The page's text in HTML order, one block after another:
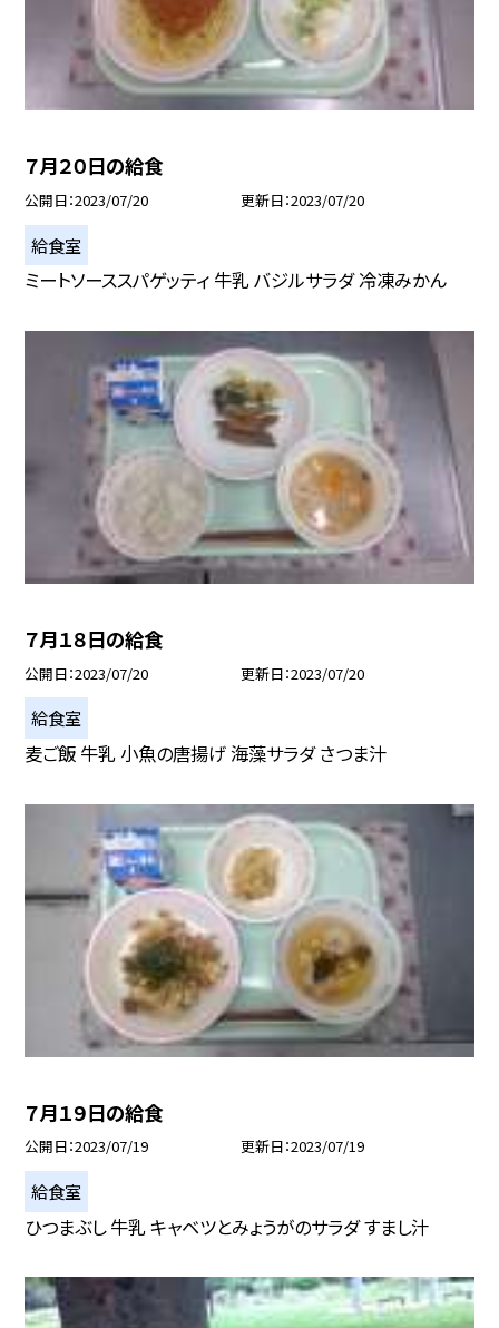
７月２０日の給食
公開日 2023/07/20 更新日 2023/07/20
給食室
ミートソーススパゲッティ 牛乳 バジルサラダ 冷凍みかん
７月１８日の給食
公開日 2023/07/20 更新日 2023/07/20
給食室
麦ご飯 牛乳 小魚の唐揚げ 海藻サラダ さつま汁
７月１９日の給食
公開日 2023/07/19 更新日 2023/07/19
給食室
ひつまぶし 牛乳 キャベツとみょうがのサラダ すまし汁